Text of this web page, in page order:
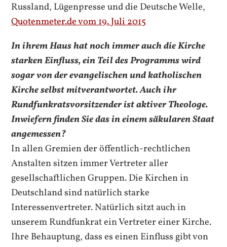
Russland, Lügenpresse und die Deutsche Welle,
Quotenmeter.de vom 19. Juli 2015
In ihrem Haus hat noch immer auch die Kirche
starken Einfluss, ein Teil des Programms wird
sogar von der evangelischen und katholischen
Kirche selbst mitverantwortet. Auch ihr
Rundfunkratsvorsitzender ist aktiver Theologe.
Inwiefern finden Sie das in einem säkularen Staat
angemessen?
In allen Gremien der öffentlich-rechtlichen
Anstalten sitzen immer Vertreter aller
gesellschaftlichen Gruppen. Die Kirchen in
Deutschland sind natürlich starke
Interessenvertreter. Natürlich sitzt auch in
unserem Rundfunkrat ein Vertreter einer Kirche.
Ihre Behauptung, dass es einen Einfluss gibt von